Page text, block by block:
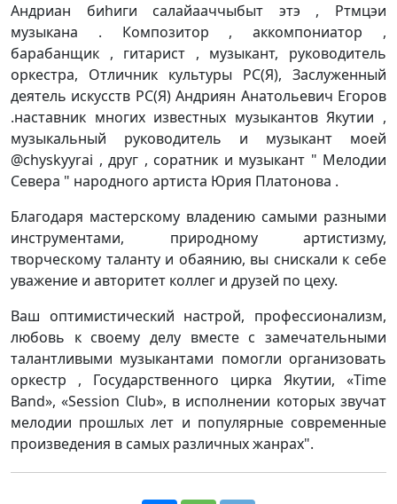
Андриан биhиги салайааччыбыт этэ , Ртмцэи
музыкана . Композитор , аккомпониатор ,
барабанщик , гитарист , музыкант, руководитель
оркестра, Отличник культуры РС(Я), Заслуженный
деятель искусств РС(Я) Андриян Анатольевич Егоров
.наставник многих известных музыкантов Якутии ,
музыкальный руководитель и музыкант моей
@chyskyyrai , друг , соратник и музыкант " Мелодии
Севера " народного артиста Юрия Платонова .
Благодаря мастерскому владению самыми разными
инструментами, природному артистизму,
творческому таланту и обаянию, вы снискали к себе
уважение и авторитет коллег и друзей по цеху.
Ваш оптимистический настрой, профессионализм,
любовь к своему делу вместе с замечательными
талантливыми музыкантами помогли организовать
оркестр , Государственного цирка Якутии, «Time
Band», «Session Club», в исполнении которых звучат
мелодии прошлых лет и популярные современные
произведения в самых различных жанрах".